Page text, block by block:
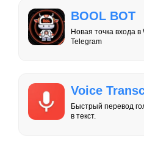
BOOL BOT
Новая точка входа в
Telegram
Voice
Быстрый перевод
в текст.